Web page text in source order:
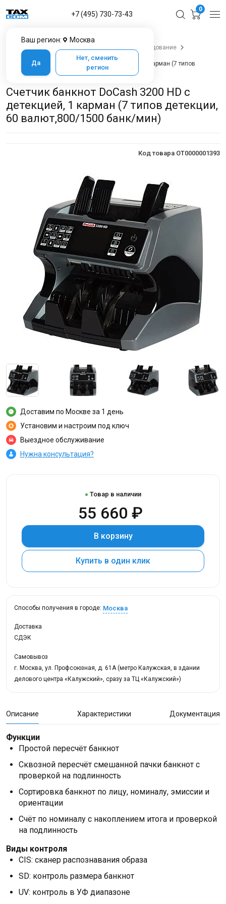
Ваш регион: Москва
Да
Нет, сменить
регион
+7 (495) 730-73-43
0
Банковское оборудование
Сортировщики банкнот
Счетчик банкнот DoCash 3200 HD с детекцией, 1 карман (7 типов
детекции, 60 валют,800/1500 банк/мин)
Счетчик банкнот DoCash 3200 HD с
детекцией, 1 карман (7 типов детекции,
60 валют,800/1500 банк/мин)
Код товара OT0000001393
Доставим по Москве за 1 день
Установим и настроим под ключ
Выездное обслуживание
Нужна консультация?
Товар в наличии
55 660 ₽
В корзину
Купить в один клик
Способы получения в городе: Москва
Доставка
СДЭК
Самовывоз
г. Москва, ул. Профсоюзная, д. 61А (метро Калужская, в здании
делового центра «Калужский», сразу за ТЦ «Калужский»)
Описание Характеристики Документация
Функции
Простой пересчёт банкнот
Сквозной пересчёт смешанной пачки банкнот с
проверкой на подлинность
Сортировка банкнот по лицу, номиналу, эмиссии и
ориентации
Счёт по номиналу с накоплением итога и проверкой
на подлинность
Виды контроля
CIS: сканер распознавания образа
SD: контроль размера банкнот
UV: контроль в УФ диапазоне